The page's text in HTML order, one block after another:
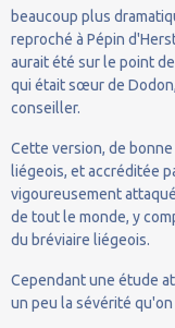
beaucoup plus
reproché à Pépin
aurait été sur le point
qui était sœur de
conseiller.
Cette version, de
liégeois, et accréditée
vigoureusement
de tout le monde, y
du bréviaire liégeois.
Cependant une étude
un peu la sévérité